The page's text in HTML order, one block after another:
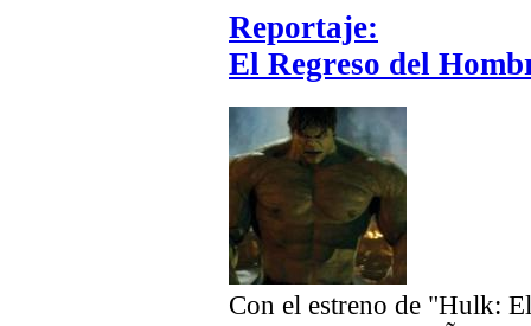
Reportaje:
El Regreso del
Con el estreno de "Hulk: